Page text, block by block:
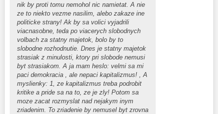
nik by proti tomu nemohol nic namietat. A nie
ze to niekto vezme nasilim, alebo zakaze ine
politicke strany! Ak by sa volici vyjadrili
viacnasobne, teda po viacerych slobodnych
volbach za statny majetok, bolo by to
slobodne rozhodnutie. Dnes je statny majetok
strasiak z minulosti, ktory pri slobode nemusi
byt strasiakom. A ja mam heslo: velmi sa mi
paci demokracia , ale nepaci kapitalizmus! , A
myslienky: 1, ze kapitalizmus treba podrobit
kritike a pride sa na to, ze je zly! Potom sa
moze zacat rozmyslat nad nejakym inym
zriadenim. To zriadenie by nemusel byt zrovna